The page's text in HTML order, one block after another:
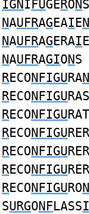
IGNIFUGERONS
NAUFRAGEAIEN
NAUFRAGERAIE
NAUFRAGIONS
RECONFIGURAN
RECONFIGU
RECONFIGU
RECONFIGU
RECONFIGU
RECONFIGU
RECONFIGURON
SURGONFLASSI